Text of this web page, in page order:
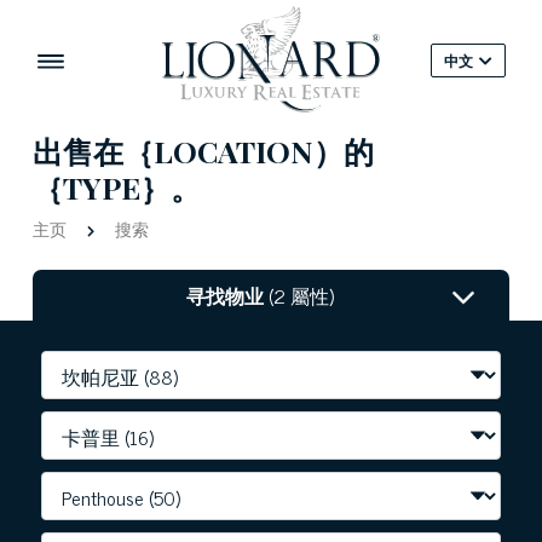
中文
出售在｛LOCATION）的
｛TYPE｝。
主页 搜索
寻找物业(2 屬性)